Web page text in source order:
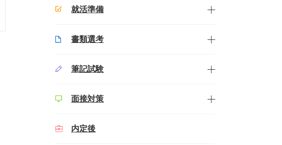
就活準備
書類選考
筆記試験
面接対策
内定後